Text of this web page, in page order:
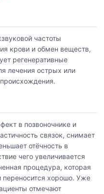
частоты
крови и обмен веществ,
регенеративные
лечения острых или
в позвоночнике и
связок, снимает
отёчность в
чего увеличивается
процедура, которая
переносится хорошо. Уже
отмечают